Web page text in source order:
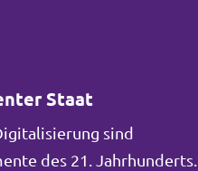
Staat
sind
des 21. Jahrhunderts.